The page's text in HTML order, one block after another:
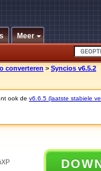
Meer
converteren > Syncios v6.5.2
ook de v6.6.5 (laatste stabiele